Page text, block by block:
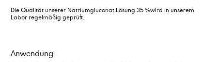
Die Qualität unserer Natriumgluconat Lösung 35 %wird in unserem
Labor regelmäßig geprüft.
Anwendung: